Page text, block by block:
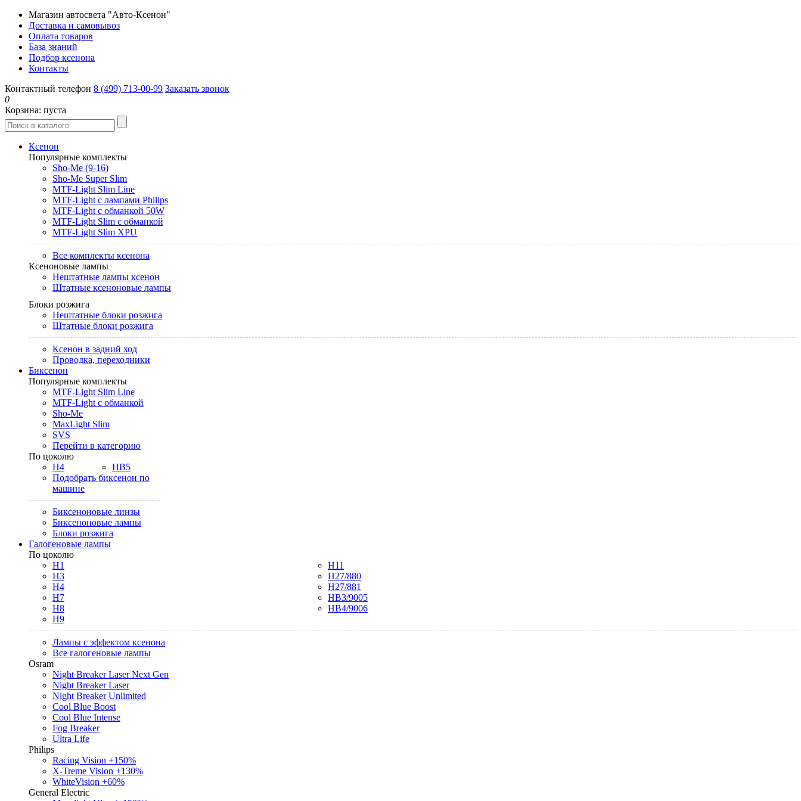
Магазин автосвета "Авто-Ксенон"
Доставка и самовывоз
Оплата товаров
База знаний
Подбор ксенона
Контакты
Контактный телефон 8 (499) 713-00-99 Заказать звонок
0
Корзина: пуста
Ксенон
Популярные комплекты
Sho-Me (9-16)
Sho-Me Super Slim
MTF-Light Slim Line
MTF-Light с лампами Philips
MTF-Light с обманкой 50W
MTF-Light Slim с обманкой
MTF-Light Slim XPU
Все комплекты ксенона
Ксеноновые лампы
Нештатные лампы ксенон
Штатные ксеноновые лампы
Блоки розжига
Нештатные блоки розжига
Штатные блоки розжига
Ксенон в задний ход
Проводка, переходники
Биксенон
Популярные комплекты
MTF-Light Slim Line
MTF-Light с обманкой
Sho-Me
MaxLight Slim
SVS
Перейти в категорию
По цоколю
H4
HB5
Подобрать биксенон по
машине
Биксеноновые линзы
Биксеноновые лампы
Блоки розжига
Галогеновые лампы
По цоколю
H1
H3
H4
H7
H8
H9
H11
H27/880
H27/881
HB3/9005
HB4/9006
Лампы с эффектом ксенона
Все галогеновые лампы
Osram
Night Breaker Laser Next Gen
Night Breaker Laser
Night Breaker Unlimited
Cool Blue Boost
Cool Blue Intense
Fog Breaker
Ultra Life
Philips
Racing Vision +150%
X-Treme Vision +130%
WhiteVision +60%
General Electric